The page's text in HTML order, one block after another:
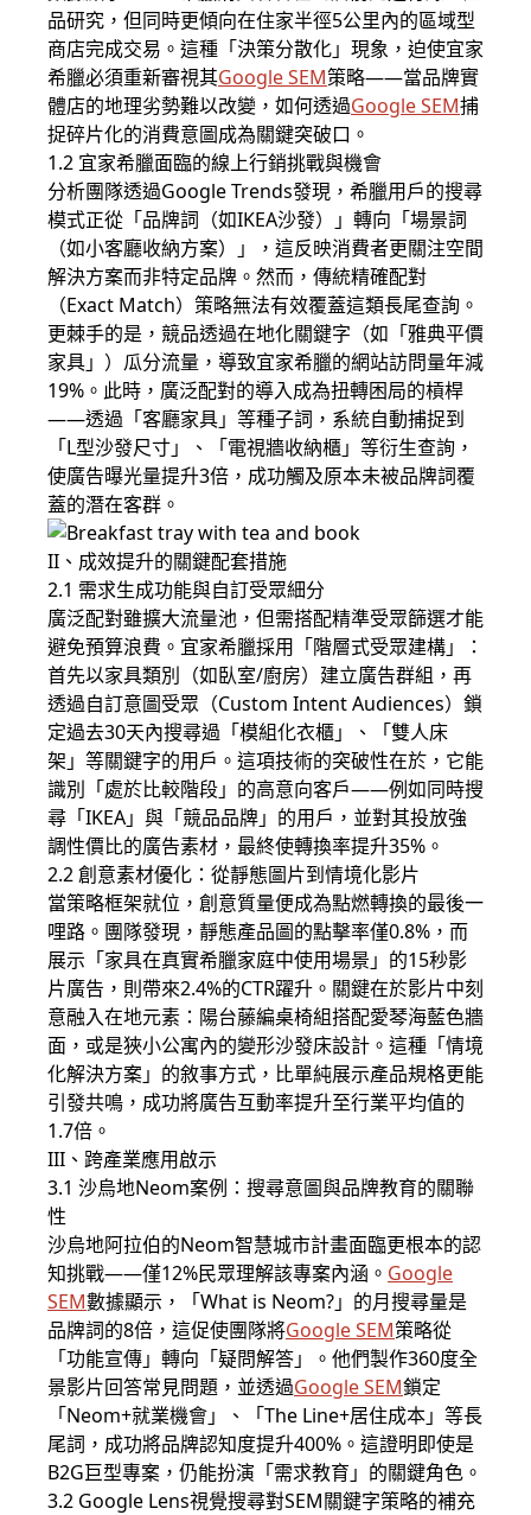
品研究，但同時更傾向在住家半徑5公里內的區域型
商店完成交易。這種「決策分散化」現象，迫使宜家
希臘必須重新審視其Google SEM策略——當品牌實
體店的地理劣勢難以改變，如何透過Google SEM捕
捉碎片化的消費意圖成為關鍵突破口。
1.2 宜家希臘面臨的線上行銷挑戰與機會
分析團隊透過Google Trends發現，希臘用戶的搜尋
模式正從「品牌詞（如IKEA沙發）」轉向「場景詞
（如小客廳收納方案）」，這反映消費者更關注空間
解決方案而非特定品牌。然而，傳統精確配對
（Exact Match）策略無法有效覆蓋這類長尾查詢。
更棘手的是，競品透過在地化關鍵字（如「雅典平價
家具」）瓜分流量，導致宜家希臘的網站訪問量年減
19%。此時，廣泛配對的導入成為扭轉困局的槓桿
——透過「客廳家具」等種子詞，系統自動捕捉到
「L型沙發尺寸」、「電視牆收納櫃」等衍生查詢，
使廣告曝光量提升3倍，成功觸及原本未被品牌詞覆
蓋的潛在客群。
II、成效提升的關鍵配套措施
2.1 需求生成功能與自訂受眾細分
廣泛配對雖擴大流量池，但需搭配精準受眾篩選才能
避免預算浪費。宜家希臘採用「階層式受眾建構」：
首先以家具類別（如臥室/廚房）建立廣告群組，再
透過自訂意圖受眾（Custom Intent Audiences）鎖
定過去30天內搜尋過「模組化衣櫃」、「雙人床
架」等關鍵字的用戶。這項技術的突破性在於，它能
識別「處於比較階段」的高意向客戶——例如同時搜
尋「IKEA」與「競品品牌」的用戶，並對其投放強
調性價比的廣告素材，最終使轉換率提升35%。
2.2 創意素材優化：從靜態圖片到情境化影片
當策略框架就位，創意質量便成為點燃轉換的最後一
哩路。團隊發現，靜態產品圖的點擊率僅0.8%，而
展示「家具在真實希臘家庭中使用場景」的15秒影
片廣告，則帶來2.4%的CTR躍升。關鍵在於影片中刻
意融入在地元素：陽台藤編桌椅組搭配愛琴海藍色牆
面，或是狹小公寓內的變形沙發床設計。這種「情境
化解決方案」的敘事方式，比單純展示產品規格更能
引發共鳴，成功將廣告互動率提升至行業平均值的
1.7倍。
III、跨產業應用啟示
3.1 沙烏地Neom案例：搜尋意圖與品牌教育的關聯
性
沙烏地阿拉伯的Neom智慧城市計畫面臨更根本的認
知挑戰——僅12%民眾理解該專案內涵。 Google
SEM數據顯示，「What is Neom?」的月搜尋量是
品牌詞的8倍，這促使團隊將Google SEM策略從
「功能宣傳」轉向「疑問解答」。他們製作360度全
景影片回答常見問題，並透過Google SEM鎖定
「Neom+就業機會」、「The Line+居住成本」等長
尾詞，成功將品牌認知度提升400%。這證明即使是
B2G巨型專案，仍能扮演「需求教育」的關鍵角色。
3.2 Google Lens視覺搜尋對SEM關鍵字策略的補充